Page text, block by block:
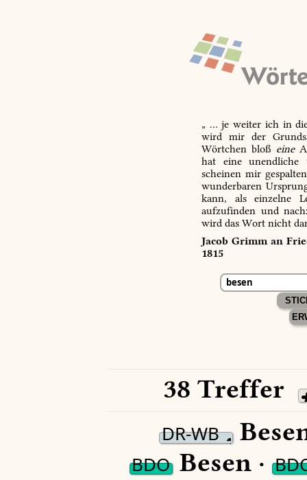
„ … je weiter ich in
wird mir der
Wörtchen bloß eine
hat eine unendliche
scheinen mir
wunderbaren
kann, als einzelne
aufzufinden und
wird das Wort nicht
Jacob Grimm an
1815
38 Treffer
DR-WB
BDOBesen ·